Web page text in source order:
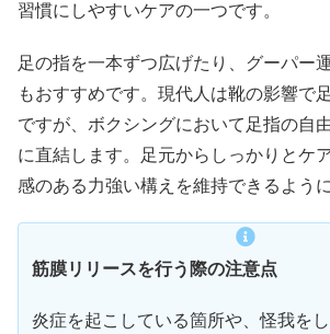
習慣にしやすいケアの一つです。
足の指を一本ずつ広げたり、グーパー
もおすすめです。現代人は靴の影響で
ですが、ボクシングにおいて足指の自
に直結します。足元からしっかりとケ
感のある力強い構えを維持できるよう
筋膜リリースを行う際の注意点
炎症を起こしている箇所や、怪我を